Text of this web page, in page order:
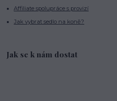
Affiliate spolupráce s provizí
Jak vybrat sedlo na koně?
Jak se k nám dostat